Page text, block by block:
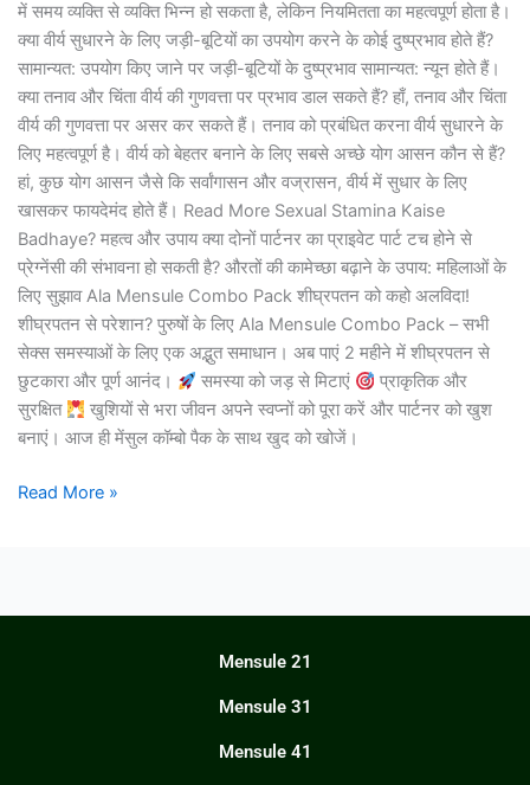
में समय व्यक्ति से व्यक्ति भिन्न हो सकता है, लेकिन नियमितता का महत्वपूर्ण होता है।
क्या वीर्य सुधारने के लिए जड़ी-बूटियों का उपयोग करने के कोई दुष्प्रभाव होते हैं?
सामान्यत: उपयोग किए जाने पर जड़ी-बूटियों के दुष्प्रभाव सामान्यत: न्यून होते हैं।
क्या तनाव और चिंता वीर्य की गुणवत्ता पर प्रभाव डाल सकते हैं? हाँ, तनाव और चिंता
वीर्य की गुणवत्ता पर असर कर सकते हैं। तनाव को प्रबंधित करना वीर्य सुधारने के
लिए महत्वपूर्ण है। वीर्य को बेहतर बनाने के लिए सबसे अच्छे योग आसन कौन से हैं?
हां, कुछ योग आसन जैसे कि सर्वांगासन और वज्रासन, वीर्य में सुधार के लिए
खासकर फायदेमंद होते हैं। Read More Sexual Stamina Kaise
Badhaye? महत्व और उपाय क्या दोनों पार्टनर का प्राइवेट पार्ट टच होने से
प्रेग्नेंसी की संभावना हो सकती है? औरतों की कामेच्छा बढ़ाने के उपाय: महिलाओं के
लिए सुझाव Ala Mensule Combo Pack शीघ्रपतन को कहो अलविदा!
शीघ्रपतन से परेशान? पुरुषों के लिए Ala Mensule Combo Pack – सभी
सेक्स समस्याओं के लिए एक अद्भुत समाधान। अब पाएं 2 महीने में शीघ्रपतन से
छुटकारा और पूर्ण आनंद।
समस्या को जड़ से मिटाएं
प्राकृतिक और
सुरक्षित
खुशियों से भरा जीवन अपने स्वप्नों को पूरा करें और पार्टनर को खुश
बनाएं। आज ही मेंसुल कॉम्बो पैक के साथ खुद को खोजें।
Read More »
Mensule 21
Mensule 31
Mensule 41